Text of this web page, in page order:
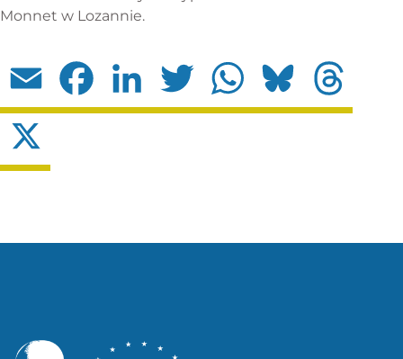
Monnet w Lozannie.
Email Facebook LinkedIn Twitter WhatsApp Bluesky